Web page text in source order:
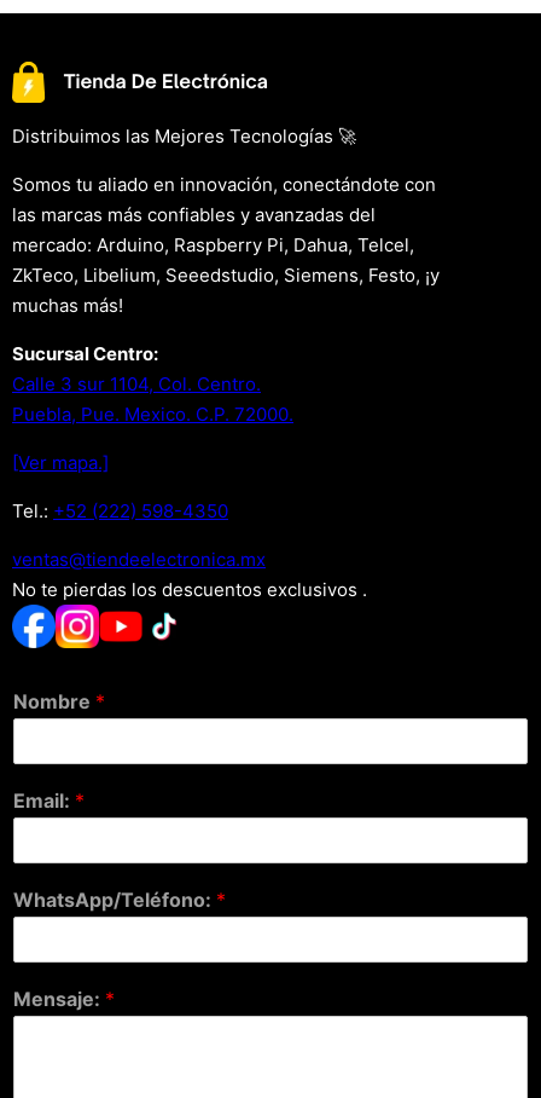
Distribuimos las Mejores Tecnologías 🚀
Somos tu aliado en innovación, conectándote con
las marcas más confiables y avanzadas del
mercado: Arduino, Raspberry Pi, Dahua, Telcel,
ZkTeco, Libelium, Seeedstudio, Siemens, Festo, ¡y
muchas más!
Sucursal Centro:
Calle 3 sur 1104, Col. Centro.
Puebla, Pue. Mexico. C.P. 72000.
[Ver mapa.]
Tel.: +52 (222) 598-4350
xm.acinortceleedneit@satnev
No te pierdas los descuentos exclusivos .
Nombre *
Email: *
WhatsApp/Teléfono: *
Mensaje: *